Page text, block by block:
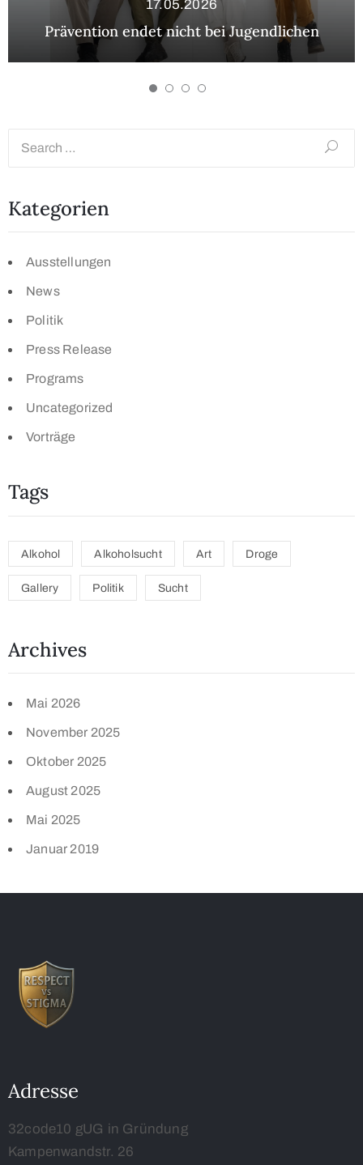
17.05.2026
Prävention endet nicht bei Jugendlichen
Kategorien
Ausstellungen
News
Politik
Press Release
Programs
Uncategorized
Vorträge
Tags
Alkohol Alkoholsucht Art Droge
Gallery Politik Sucht
Archives
Mai 2026
November 2025
Oktober 2025
August 2025
Mai 2025
Januar 2019
Adresse
32code10 gUG in Gründung
Kampenwandstr. 26